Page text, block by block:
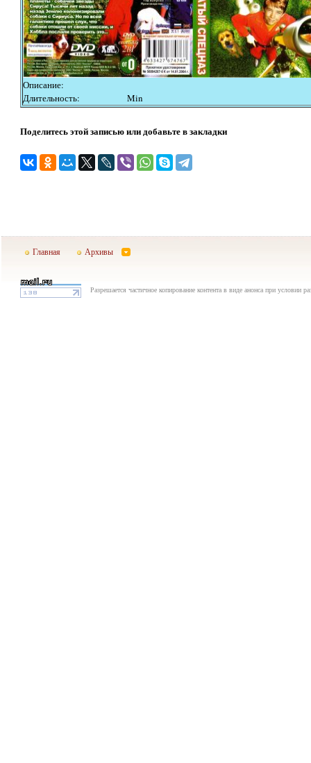
Описание:
Длительность:
Min
Поделитесь этой записью или добавьте в закладки
Главная Архивы
Разрешается частичное копирование контента в виде анонса при условии